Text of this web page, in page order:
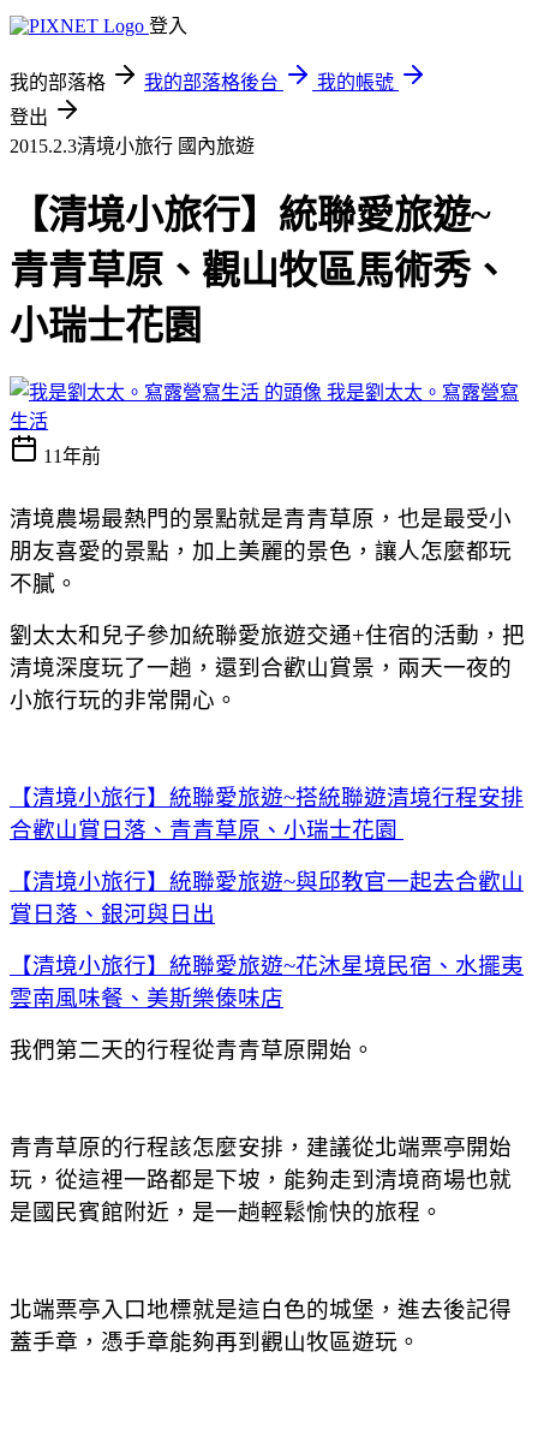
登入
我的部落格 我的部落格後台
我的帳號
登出
2015.2.3清境小旅行 國內旅遊
【清境小旅行】統聯愛旅遊~
青青草原、觀山牧區馬術秀、
小瑞士花園
我是劉太太。寫露營寫
生活
11年前
清境農場最熱門的景點就是青青草原，也是最受小
朋友喜愛的景點 ，加上美麗的景色 ，讓人怎麼都玩
不膩。
劉太太和兒子參加統聯愛旅遊交通+住宿的活動 ，把
清境深度玩了一趟 ，還到合歡山賞景 ，兩天一夜的
小旅行玩的非常開心。
【清境小旅行】統聯愛旅遊~搭統聯遊清境行程安排
合歡山賞日落、青青草原、小瑞士花園
【清境小旅行】統聯愛旅遊~與邱教官一起去合歡山
賞日落、銀河與日出
【清境小旅行】統聯愛旅遊~花沐星境民宿、水擺夷
雲南風味餐、美斯樂傣味店
我們第二天的行程從青青草原開始。
青青草原的行程該怎麼安排 ，建議從北端票亭開始
玩 ，從這裡一路都是下坡 ，能夠走到清境商場也就
是國民賓館附近 ，是一趟輕鬆愉快的旅程 。
北端票亭入口地標就是這白色的城堡 ，進去後記得
蓋手章 ，憑手章能夠再到觀山牧區遊玩。